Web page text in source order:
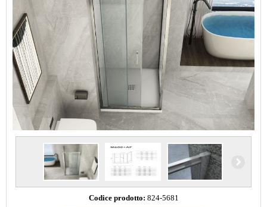
Codice prodotto: 824-5681